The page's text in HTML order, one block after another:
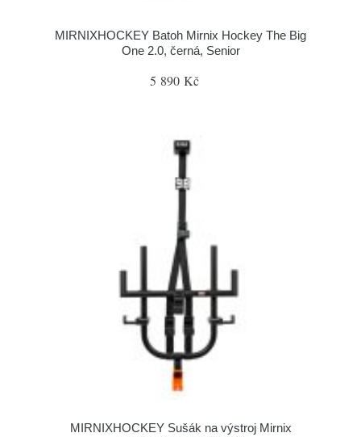
MIRNIXHOCKEY Batoh Mirnix Hockey The Big
One 2.0, černá, Senior
5 890 Kč
MIRNIXHOCKEY Sušák na výstroj Mirnix